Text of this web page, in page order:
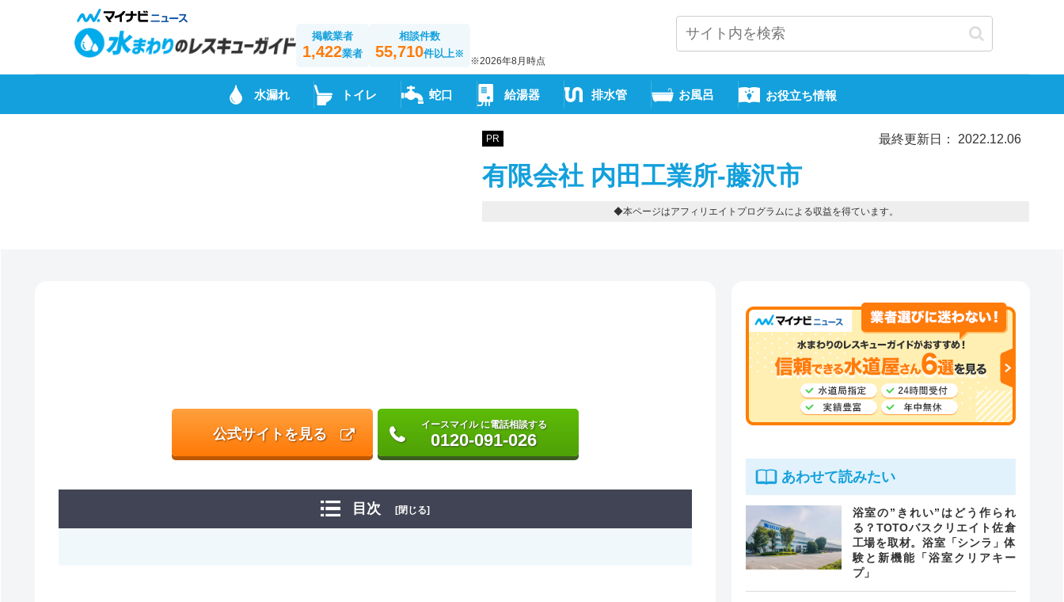
掲載業者
1,422業者
相談件数
55,710件以上※
※2026年8月時点
水漏れ トイレ 蛇口 給湯器 排水管 お風呂 お役立ち情報
PR 最終更新日： 2022.12.06
有限会社 内田工業所-藤沢市
◆本ページはアフィリエイトプログラムによる収益を得ています。
公式サイトを見る
イースマイル に電話相談する
0120-091-026
目次 [閉じる]
あわせて読みたい
浴室の”きれい”はどう作られ
る？TOTOバスクリエイト佐倉
工場を取材。浴室「シンラ」体
験と新機能「浴室クリアキー
プ」